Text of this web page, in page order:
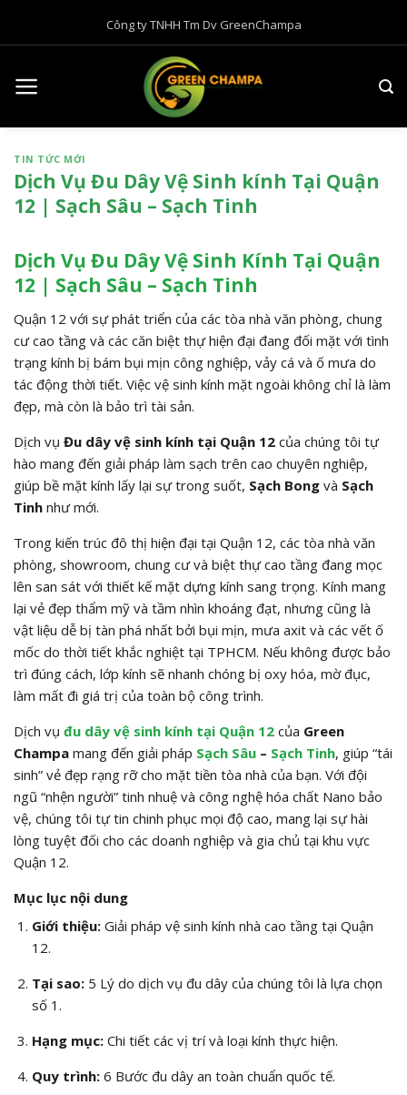
Công ty TNHH Tm Dv GreenChampa
TIN TỨC MỚI
Dịch Vụ Đu Dây Vệ Sinh kính Tại Quận
12 | Sạch Sâu – Sạch Tinh
Dịch Vụ Đu Dây Vệ Sinh Kính Tại Quận
12 | Sạch Sâu – Sạch Tinh
Quận 12 với sự phát triển của các tòa nhà văn phòng, chung
cư cao tầng và các căn biệt thự hiện đại đang đối mặt với tình
trạng kính bị bám bụi mịn công nghiệp, vảy cá và ố mưa do
tác động thời tiết. Việc vệ sinh kính mặt ngoài không chỉ là làm
đẹp, mà còn là bảo trì tài sản.
Dịch vụ Đu dây vệ sinh kính tại Quận 12 của chúng tôi tự
hào mang đến giải pháp làm sạch trên cao chuyên nghiệp,
giúp bề mặt kính lấy lại sự trong suốt, Sạch Bong và Sạch
Tinh như mới.
Trong kiến trúc đô thị hiện đại tại Quận 12, các tòa nhà văn
phòng, showroom, chung cư và biệt thự cao tầng đang mọc
lên san sát với thiết kế mặt dựng kính sang trọng. Kính mang
lại vẻ đẹp thẩm mỹ và tầm nhìn khoáng đạt, nhưng cũng là
vật liệu dễ bị tàn phá nhất bởi bụi mịn, mưa axit và các vết ố
mốc do thời tiết khắc nghiệt tại TPHCM. Nếu không được bảo
trì đúng cách, lớp kính sẽ nhanh chóng bị oxy hóa, mờ đục,
làm mất đi giá trị của toàn bộ công trình.
Dịch vụ đu dây vệ sinh kính tại Quận 12 của Green
Champa mang đến giải pháp Sạch Sâu – Sạch Tinh, giúp “tái
sinh” vẻ đẹp rạng rỡ cho mặt tiền tòa nhà của bạn. Với đội
ngũ “nhện người” tinh nhuệ và công nghệ hóa chất Nano bảo
vệ, chúng tôi tự tin chinh phục mọi độ cao, mang lại sự hài
lòng tuyệt đối cho các doanh nghiệp và gia chủ tại khu vực
Quận 12.
Mục lục nội dung
Giới thiệu:Giải pháp vệ sinh kính nhà cao tầng tại Quận
12.
Tại sao:5 Lý do dịch vụ đu dây của chúng tôi là lựa chọn
số 1.
Hạng mục:Chi tiết các vị trí và loại kính thực hiện.
Quy trình:6 Bước đu dây an toàn chuẩn quốc tế.